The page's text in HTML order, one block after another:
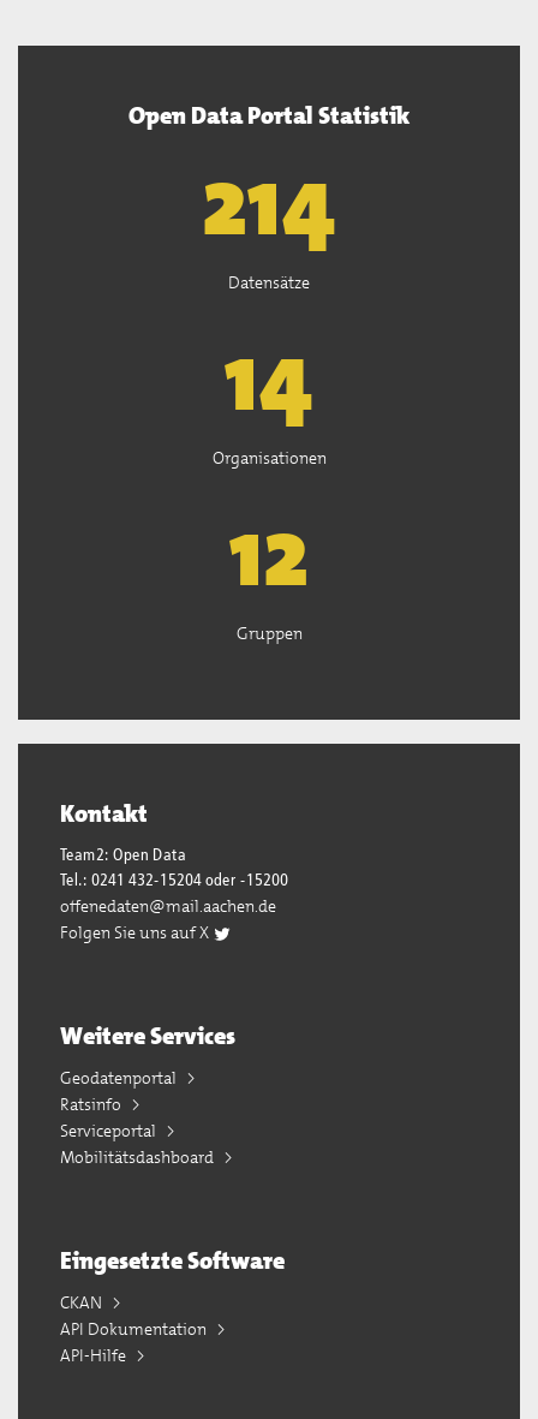
Open Data Portal Statistik
220
Datensätze
15
Organisationen
13
Gruppen
Kontakt
Team2: Open Data
Tel.: 0241 432-15204 oder -15200
offenedaten@mail.aachen.de
Folgen Sie uns auf X
Weitere Services
Geodatenportal
Ratsinfo
Serviceportal
Mobilitätsdashboard
Eingesetzte Software
CKAN
API Dokumentation
API-Hilfe